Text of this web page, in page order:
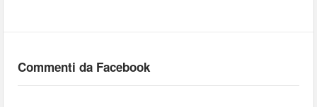
Commenti da Facebook